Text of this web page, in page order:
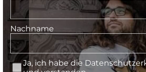
Nachname
Ja, ich habe die